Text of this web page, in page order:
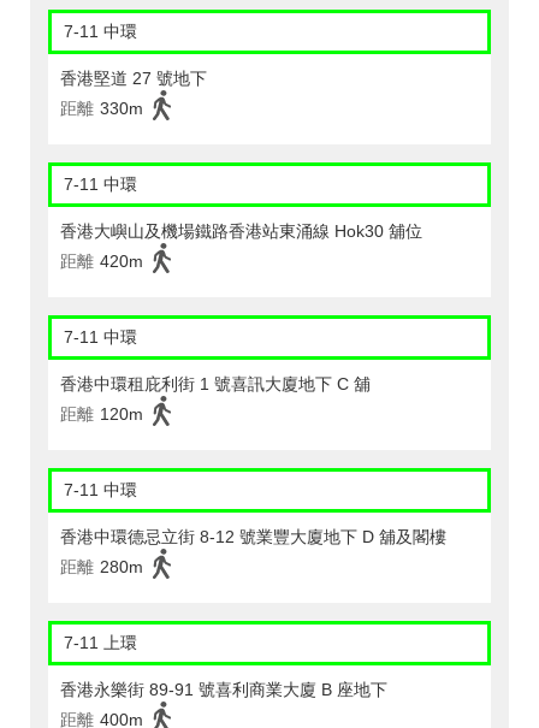
7-11 中環
香港堅道 27 號地下
距離 330m
7-11 中環
香港大嶼山及機場鐵路香港站東涌線 Hok30 舖位
距離 420m
7-11 中環
香港中環租庇利街 1 號喜訊大廈地下 C 舖
距離 120m
7-11 中環
香港中環德忌立街 8-12 號業豐大廈地下 D 舖及閣樓
距離 280m
7-11 上環
香港永樂街 89-91 號喜利商業大廈 B 座地下
距離 400m